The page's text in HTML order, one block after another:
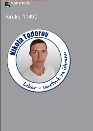
Van mreže
Poruke: 11490